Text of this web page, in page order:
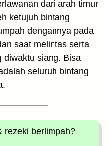
dari arah timur
ketujuh bintang
dengannya pada
saat melintas serta
diwaktu siang. Bisa
seluruh bintang
rezeki berlimpah?